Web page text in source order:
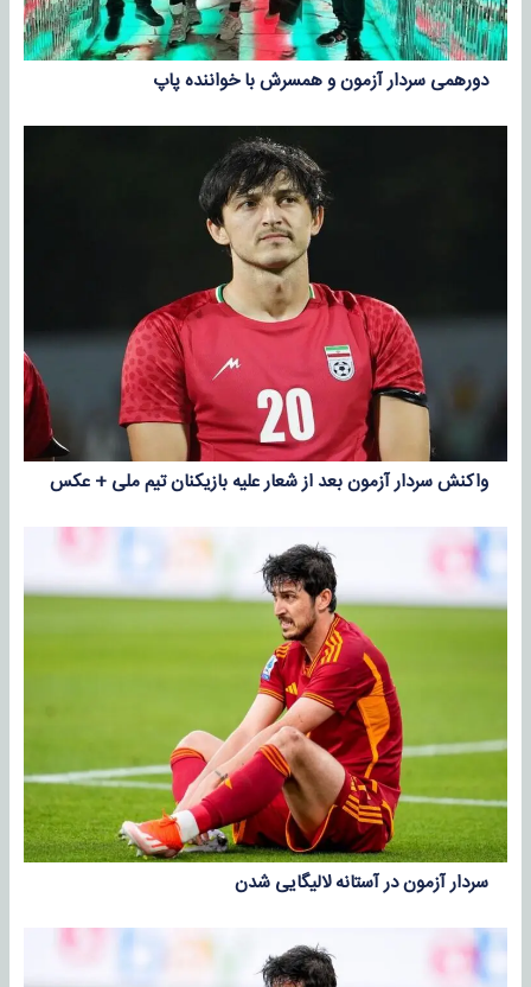
دورهمی سردار آزمون و همسرش با خواننده پاپ
واکنش سردار آزمون بعد از شعار علیه بازیکنان تیم ملی + عکس
سردار آزمون در آستانه لالیگایی شدن